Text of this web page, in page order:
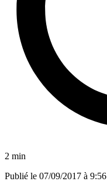
2 min
Publié le 07/09/2017 à 9:56